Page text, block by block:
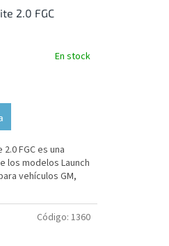
2.0 FGC
En stock
FGC es una
los modelos Launch
vehículos GM,
Código: 1360